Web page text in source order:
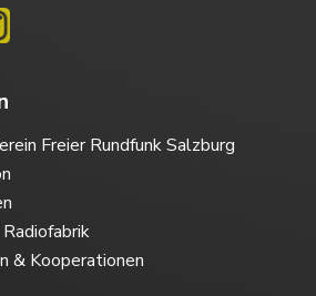
Freier Rundfunk Salzburg
& Kooperationen